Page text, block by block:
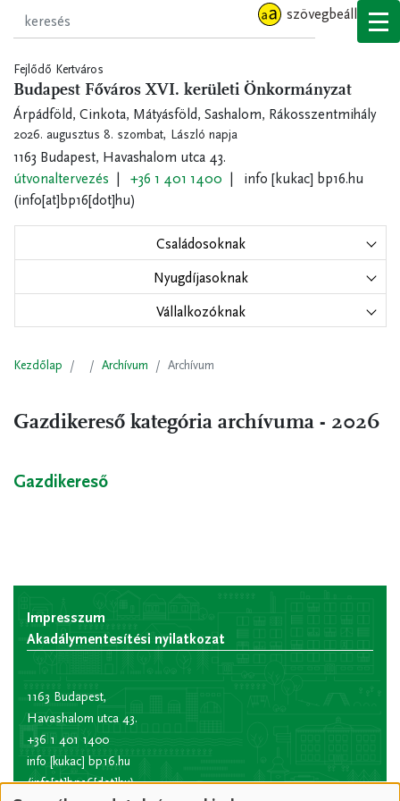
szövegbeállítások
Fejlődő Kertváros
Budapest Főváros XVI. kerületi Önkormányzat
Árpádföld, Cinkota, Mátyásföld, Sashalom, Rákosszentmihály
2026. augusztus 8. szombat, László napja
1163 Budapest, Havashalom utca 43.
útvonaltervezés
+36 1 401 1400 info [kukac] bp16.hu
(info[at]bp16[dot]hu)
Családosoknak
Nyugdíjasoknak
Vállalkozóknak
Kezdőlap Archívum Archívum
Gazdikereső kategória archívuma - 2026
Gazdikereső
Impresszum
Akadálymentesítési nyilatkozat
1163 Budapest,
Havashalom utca 43.
+36 1 401 1400
info [kukac] bp16.hu
(info[at]bp16[dot]hu)